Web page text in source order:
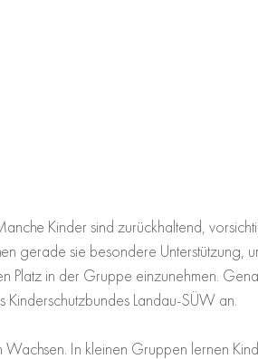
Kinder sind zurückhaltend,
gerade sie besondere Unterstützung,
Platz in der Gruppe einzunehmen.
Kinderschutzbundes Landau-SÜW an.
Wachsen. In kleinen Gruppen lernen